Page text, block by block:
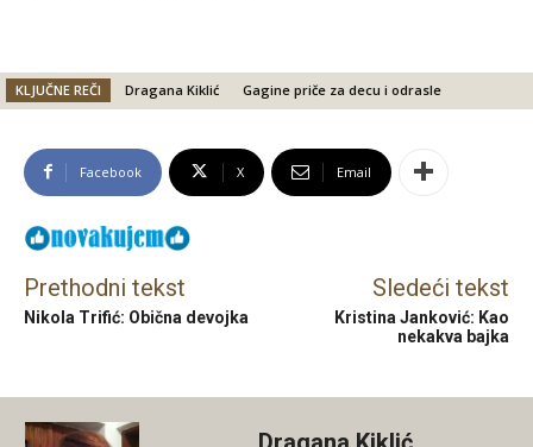
KLJUČNE REČI Dragana Kiklić Gagine priče za decu i odrasle
Facebook X Email
Prethodni tekst
Nikola Trifić: Obična devojka
Sledeći tekst
Kristina Janković: Kao
nekakva bajka